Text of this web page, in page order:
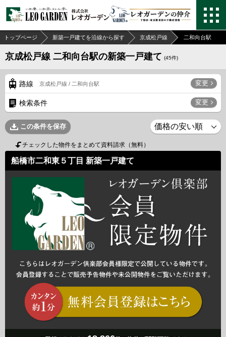
トップページ 新築一戸建てを沿線から探す 京成松戸線 二和向台駅
京成松戸線 二和向台駅の新築一戸建て (45件)
路線 京成松戸線 / 二和向台駅 変更
検索条件 変更
この条件を保存
チェックした物件をまとめて資料請求（無料）
船橋市二和東５丁目 新築一戸建て